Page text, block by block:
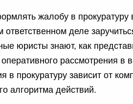
жалобу в прокуратуру
ответственном деле
юристы знают, как
рассмотрения в
в прокуратуру зависит от
алгоритма действий.